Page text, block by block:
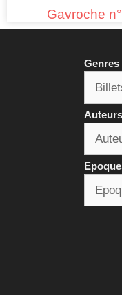
Gavroche
Genres
Auteurs